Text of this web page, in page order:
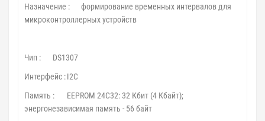
Назначение :
формирование временных интервалов для
микроконтроллерных устройств
Чип :
DS1307
Интерфейс :I2C
Память :
EEPROM 24C32: 32 Кбит (4 Кбайт);
энергонезависимая память - 56 байт